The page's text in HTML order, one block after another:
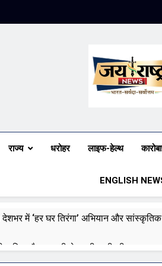
Jai
राज्य धरोहर लाइफ-हेल्थ
ENGLISH
में ‘हर घर तिरंगा’ अभियान और सांस्कृतिक
और बाढ़ की चेतावनी जारी की, उत्तर